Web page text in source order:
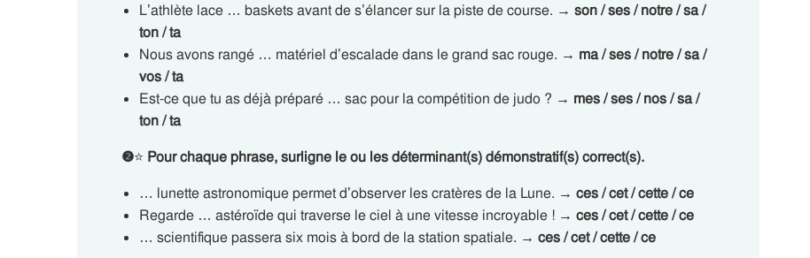
L’athlète lace … baskets avant de s’élancer sur la piste de course. → son / ses / notre / sa /
ton / ta
Nous avons rangé … matériel d’escalade dans le grand sac rouge. → ma / ses / notre / sa /
vos / ta
Est-ce que tu as déjà préparé … sac pour la compétition de judo ? → mes / ses / nos / sa /
ton / ta
❷⭐ Pour chaque phrase, surligne le ou les déterminant(s) démonstratif(s) correct(s).
… lunette astronomique permet d’observer les cratères de la Lune. → ces / cet / cette / ce
Regarde … astéroïde qui traverse le ciel à une vitesse incroyable ! → ces / cet / cette / ce
… scientifique passera six mois à bord de la station spatiale. → ces / cet / cette / ce